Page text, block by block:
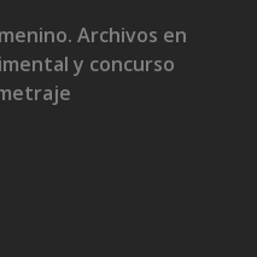
Archivos en
y concurso